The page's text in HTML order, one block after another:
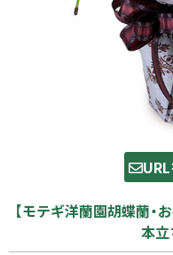
【モテギ洋蘭園胡蝶蘭
本立